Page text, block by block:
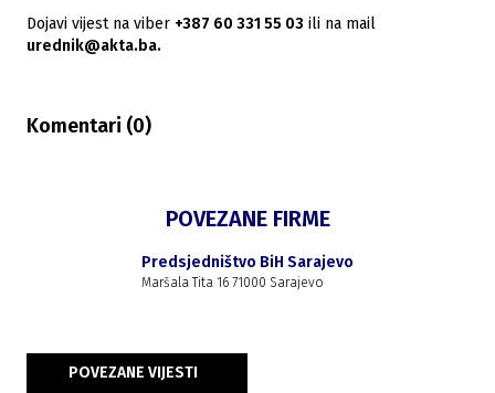
Dojavi vijest na viber +387 60 331 55 03 ili na mail
urednik@akta.ba.
Komentari (0)
POVEZANE FIRME
Predsjedništvo BiH Sarajevo
Maršala Tita 16 71000 Sarajevo
POVEZANE VIJESTI